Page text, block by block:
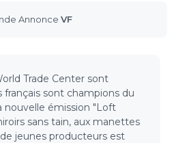
Annonce VF
Trade Center sont
sont champions du
nouvelle émission "Loft
sans tain, aux manettes
jeunes producteurs est